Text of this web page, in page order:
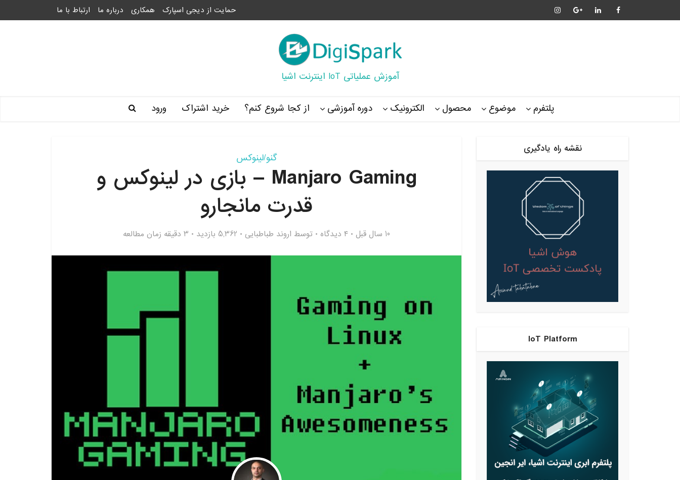
حمایت از دیجی اسپارک همکاری درباره ما ارتباط با ما
آموزش عملیاتی IoT اینترنت اشیا
پلتفرم موضوع محصول الکترونیک دوره آموزشی از کجا شروع کنم؟ خرید اشتراک ورود
گنو/لینوکس
Manjaro Gaming – بازی در لینوکس و
قدرت مانجارو
10 سال قبل ۴ دیدگاه توسط اروند طباطبایی 5,362 بازدید 3 دقیقه زمان مطالعه
نقشه راه یادگیری
IoT Platform